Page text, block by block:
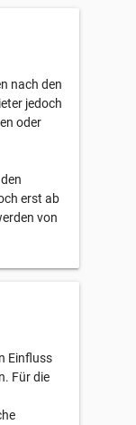
nach den
jedoch
oder
erst ab
von
Einfluss
Für die